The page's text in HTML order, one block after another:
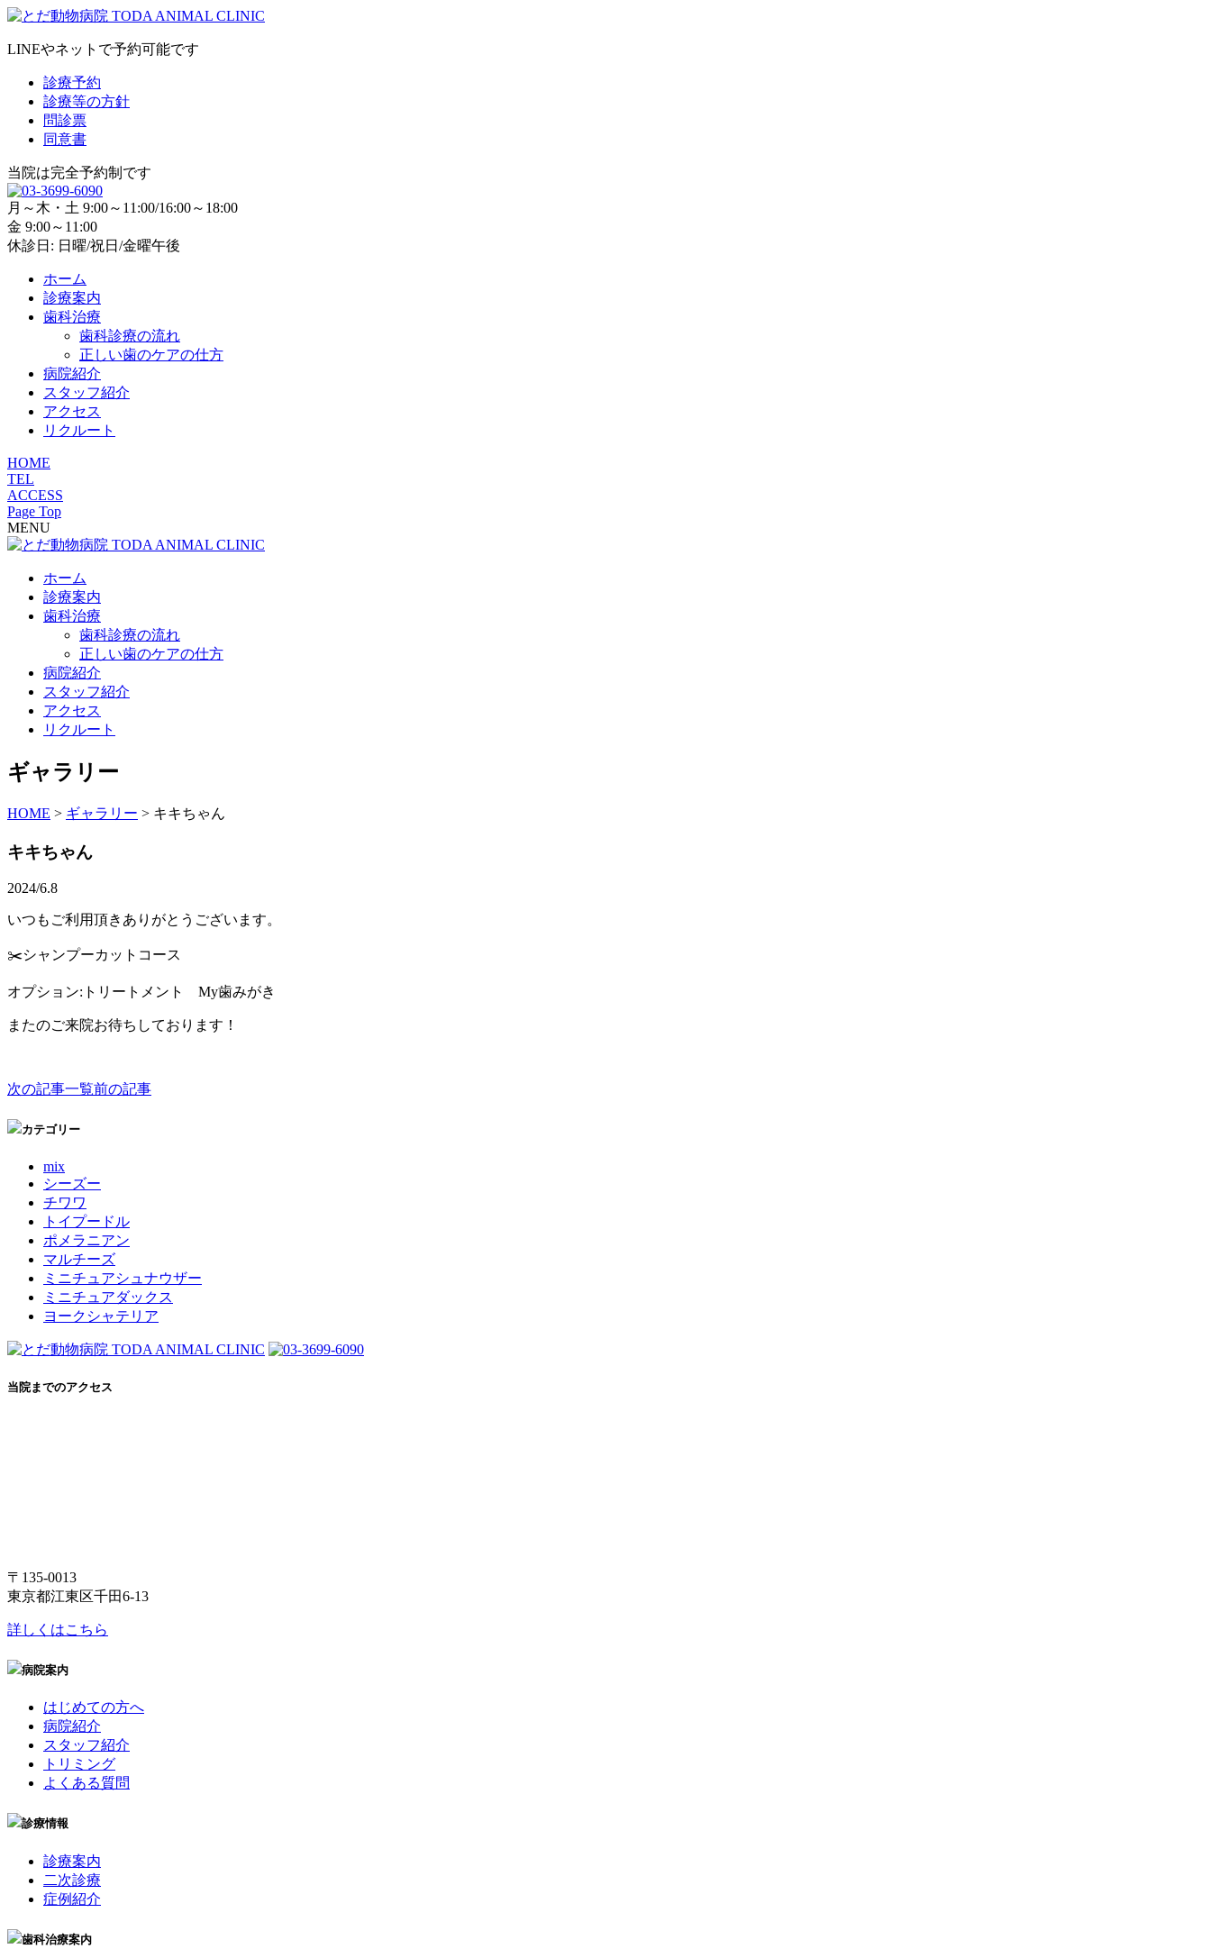
LINEやネットで予約可能です
診療予約
診療等の方針
問診票
同意書
当院は完全予約制です
月～木・土 9:00～11:00/16:00～18:00
金 9:00～11:00
休診日: 日曜/祝日/金曜午後
ホーム
診療案内
歯科治療
歯科診療の流れ
正しい歯のケアの仕方
病院紹介
スタッフ紹介
アクセス
リクルート
HOME
TEL
ACCESS
Page Top
MENU
ホーム
診療案内
歯科治療
歯科診療の流れ
正しい歯のケアの仕方
病院紹介
スタッフ紹介
アクセス
リクルート
ギャラリー
HOME > ギャラリー > キキちゃん
キキちゃん
2024/6.8
いつもご利用頂きありがとうございます。
✂️シャンプーカットコース
オプション:トリートメント My歯みがき
またのご来院お待ちしております！
次の記事一覧前の記事
カテゴリー
mix
シーズー
チワワ
トイプードル
ポメラニアン
マルチーズ
ミニチュアシュナウザー
ミニチュアダックス
ヨークシャテリア
当院までのアクセス
〒135-0013
東京都江東区千田6-13
詳しくはこちら
病院案内
はじめての方へ
病院紹介
スタッフ紹介
トリミング
よくある質問
診療情報
診療案内
二次診療
症例紹介
歯科治療案内